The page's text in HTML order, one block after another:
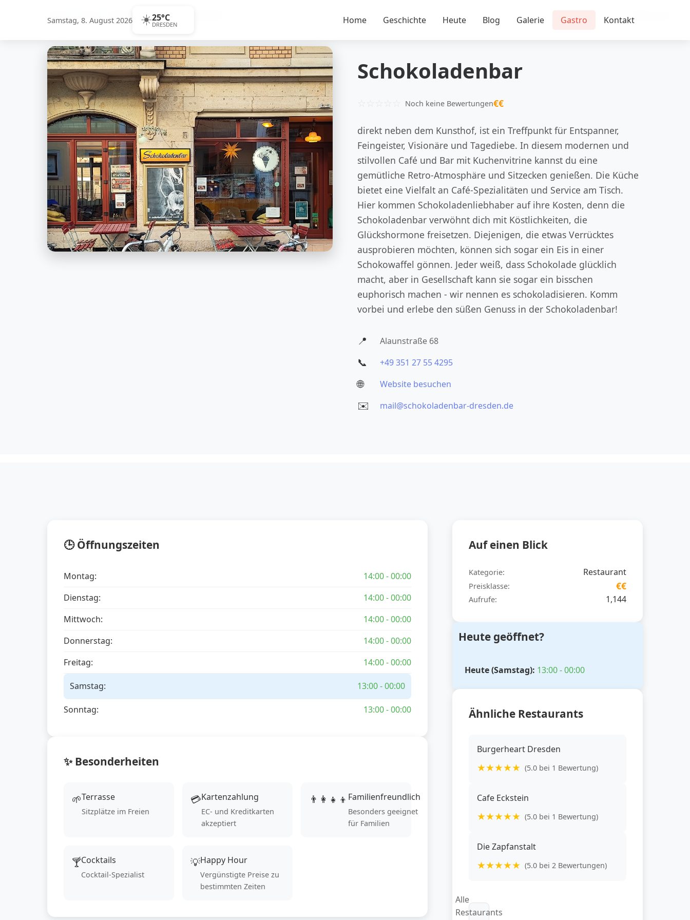
Samstag, 8. August 2026 ☀️25°C
DRESDEN Home Geschichte Heute Blog Galerie Gastro Kontakt
Restaurant›Schokoladenbar
Schokoladenbar
Noch keine Bewertungen€€
direkt neben dem Kunsthof, ist ein Treffpunkt für Entspanner,
Feingeister, Visionäre und Tagediebe. In diesem modernen und
stilvollen Café und Bar mit Kuchenvitrine kannst du eine
gemütliche Retro-Atmosphäre und Sitzecken genießen. Die Küche
bietet eine Vielfalt an Café-Spezialitäten und Service am Tisch.
Hier kommen Schokoladenliebhaber auf ihre Kosten, denn die
Schokoladenbar verwöhnt dich mit Köstlichkeiten, die
Glückshormone freisetzen. Diejenigen, die etwas Verrücktes
ausprobieren möchten, können sich sogar ein Eis in einer
Schokowaffel gönnen. Jeder weiß, dass Schokolade glücklich
macht, aber in Gesellschaft kann sie sogar ein bisschen
euphorisch machen - wir nennen es schokoladisieren. Komm
vorbei und erlebe den süßen Genuss in der Schokoladenbar!
📍 Alaunstraße 68
📞 +49 351 27 55 4295
🌐 Website besuchen
✉️ mail@schokoladenbar-dresden.de
🕒 Öffnungszeiten
Montag:
14:00 - 00:00
Dienstag:
14:00 - 00:00
Mittwoch:
14:00 - 00:00
Donnerstag:
14:00 - 00:00
Freitag:
14:00 - 00:00
Samstag: 13:00 - 00:00
Sonntag: 13:00 - 00:00
✨ Besonderheiten
🌱Terrasse
Sitzplätze im Freien
💳Kartenzahlung
EC- und Kreditkarten
akzeptiert
👨‍👩‍👧‍👦 Familienfreundlich
Besonders geeignet
für Familien
🍸Cocktails
Cocktail-Spezialist
💡Happy Hour
Vergünstigte Preise zu
bestimmten Zeiten
Auf einen Blick
Kategorie: Restaurant
Preisklasse: €€
Aufrufe: 1,144
Heute geöffnet?
Heute (Samstag): 13:00 - 00:00
Ähnliche Restaurants
Burgerheart Dresden
★★★★★ (5.0 bei 1 Bewertung)
Cafe Eckstein
★★★★★ (5.0 bei 1 Bewertung)
Die Zapfanstalt
★★★★★ (5.0 bei 2 Bewertungen)
Alle
Restaurants